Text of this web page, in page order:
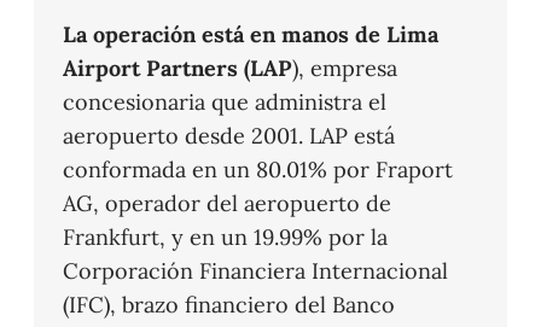
La operación está en manos de Lima
Airport Partners (LAP), empresa
concesionaria que administra el
aeropuerto desde 2001. LAP está
conformada en un 80.01% por Fraport
AG, operador del aeropuerto de
Frankfurt, y en un 19.99% por la
Corporación Financiera Internacional
(IFC), brazo financiero del Banco